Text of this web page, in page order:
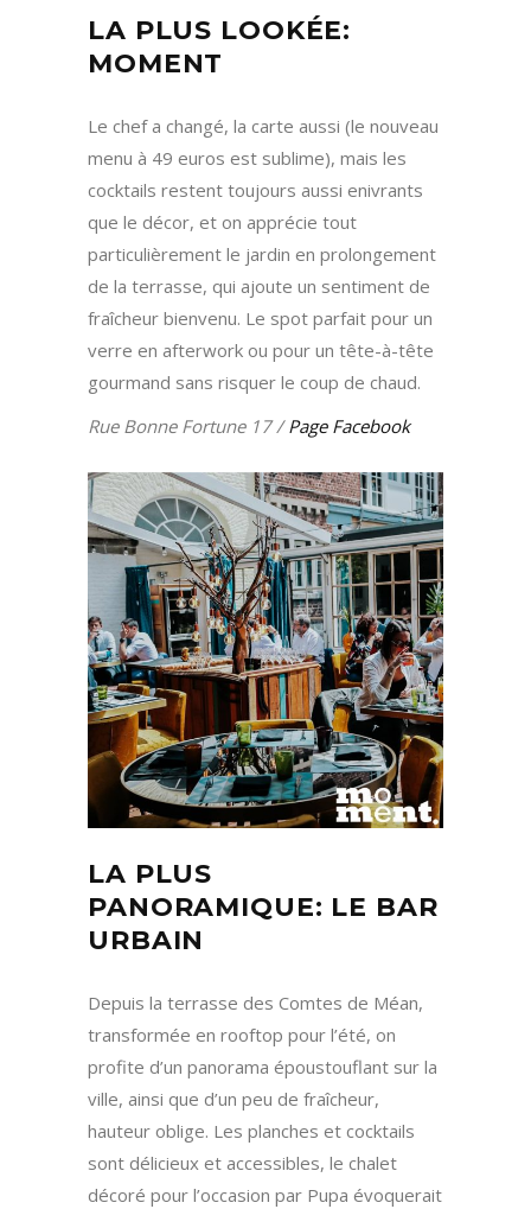
LA PLUS LOOKÉE:
MOMENT
Le chef a changé, la carte aussi (le nouveau
menu à 49 euros est sublime), mais les
cocktails restent toujours aussi enivrants
que le décor, et on apprécie tout
particulièrement le jardin en prolongement
de la terrasse, qui ajoute un sentiment de
fraîcheur bienvenu. Le spot parfait pour un
verre en afterwork ou pour un tête-à-tête
gourmand sans risquer le coup de chaud.
Rue Bonne Fortune 17 /Page Facebook
LA PLUS
PANORAMIQUE: LE BAR
URBAIN
Depuis la terrasse des Comtes de Méan,
transformée en rooftop pour l’été, on
profite d’un panorama époustouflant sur la
ville, ainsi que d’un peu de fraîcheur,
hauteur oblige. Les planches et cocktails
sont délicieux et accessibles, le chalet
décoré pour l’occasion par Pupa évoquerait